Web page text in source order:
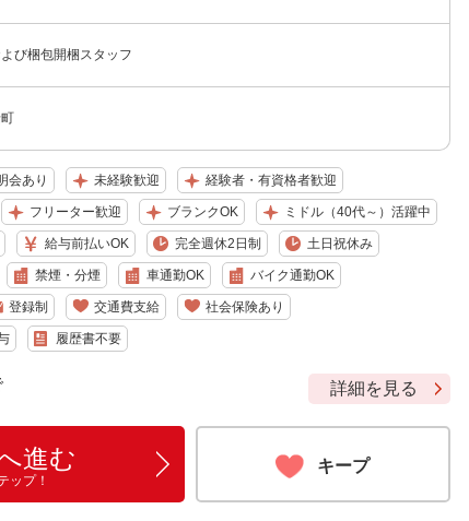
び梱包開梱スタッフ
会あり 未経験歓迎 経験者・有資格者歓迎
フリーター歓迎 ブランクOK ミドル（40代～）活躍中
給与前払いOK 完全週休2日制 土日祝休み
禁煙・分煙 車通勤OK バイク通勤OK
登録制 交通費支給 社会保険あり
履歴書不要
詳細を見る
進む
ップ！
キープ